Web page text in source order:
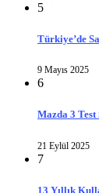
5
Türkiye’de
9 Mayıs 2025
6
Mazda 3 Test
21 Eylül 2025
7
13 Yıllık